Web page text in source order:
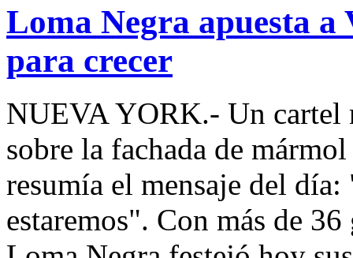
Loma Negra apuesta
para crecer
NUEVA YORK.- Un cartel
sobre la fachada de
resumía el mensaje del
estaremos". Con más de